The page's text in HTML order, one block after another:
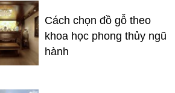
Cách chọn đồ gỗ theo
khoa học phong thủy ngũ
hành